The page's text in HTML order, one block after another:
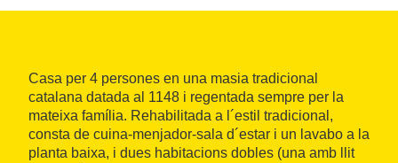
Casa per 4 persones en una masia tradicional
catalana datada al 1148 i regentada sempre per la
mateixa família. Rehabilitada a l´estil tradicional,
consta de cuina-menjador-sala d´estar i un lavabo a la
planta baixa, i dues habitacions dobles (una amb llit